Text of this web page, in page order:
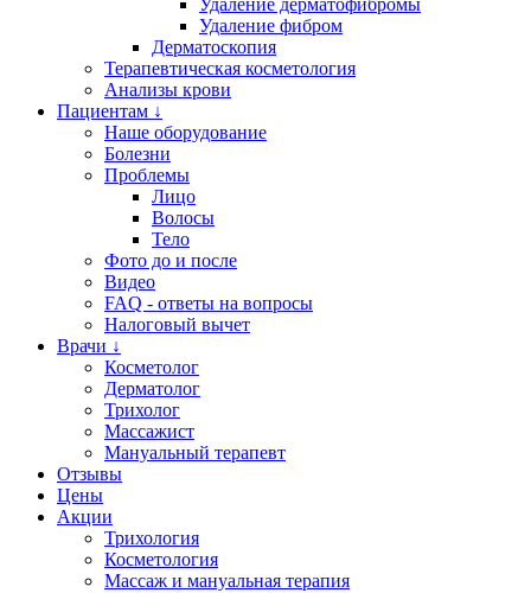
Удаление дерматофибромы
Удаление фибром
Дерматоскопия
Терапевтическая косметология
Анализы крови
Пациентам ↓
Наше оборудование
Болезни
Проблемы
Лицо
Волосы
Тело
Фото до и после
Видео
FAQ - ответы на вопросы
Налоговый вычет
Врачи ↓
Косметолог
Дерматолог
Трихолог
Массажист
Мануальный терапевт
Отзывы
Цены
Акции
Трихология
Косметология
Массаж и мануальная терапия